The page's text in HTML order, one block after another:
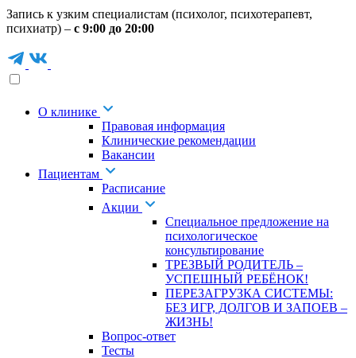
Запись к узким специалистам (психолог, психотерапевт,
психиатр) – с 9:00 до 20:00
О клинике
Правовая информация
Клинические рекомендации
Вакансии
Пациентам
Расписание
Акции
Специальное предложение на
психологическое
консультирование
ТРЕЗВЫЙ РОДИТЕЛЬ –
УСПЕШНЫЙ РЕБЁНОК!
ПЕРЕЗАГРУЗКА СИСТЕМЫ:
БЕЗ ИГР, ДОЛГОВ И ЗАПОЕВ –
ЖИЗНЬ!
Вопрос-ответ
Тесты